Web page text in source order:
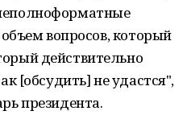
вопросов, который
действительно
[обсудить] не удастся",
президента.